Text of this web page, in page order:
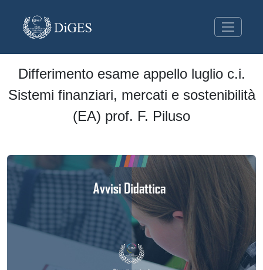
Differimento esame appello luglio c.i.
Sistemi finanziari, mercati e sostenibilità
(EA) prof. F. Piluso